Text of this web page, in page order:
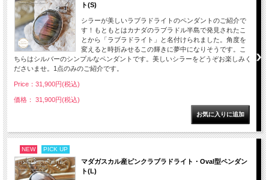
ト(S)
シラーが美しいラブラドライトのペンダントのご紹介で
す！もともとはカナダのラブラドル半島で発見されたこ
とから「ラブラドライト」と名付けられました。角度を
変えると時折みせるこの輝きに夢中になりそうです。こ
ちらはシルバーのシンプルなペンダントです。美しいシラーをどうぞお楽しみく
ださいませ。1点のみのご紹介です。
Price：31,900円(税込)
価格： 31,900円(税込)
NEW PICK UP
マダガスカル産ピンクラブラドライト・Oval型ペンダン
ト(L)